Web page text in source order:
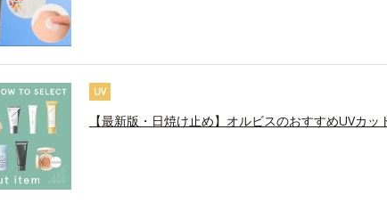
UV
【最新版・日焼け止め】オルビスのおすすめUVカッ